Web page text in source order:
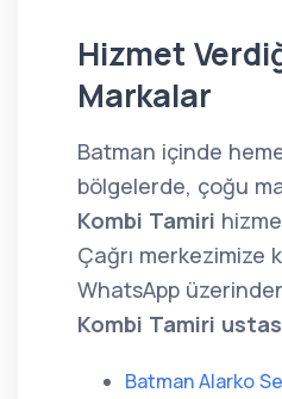
Hizmet
Markalar
Batman içinde
bölgelerde, çoğu
Kombi Tamiri
Çağrı merkezimize
WhatsApp
Kombi Tamiri
Batman Alarko